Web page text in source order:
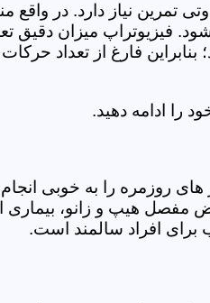
تمرین نیاز دارد. در
فیزیوتراپ میزان دقیق
فارغ از تعداد
را ادامه دهید.
را به خوبی انجام
مفصل هیپ و زانو،
برای افراد سالمند است.